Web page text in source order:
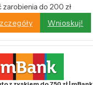
zarobienia do 200 zł
Wnioskuj!